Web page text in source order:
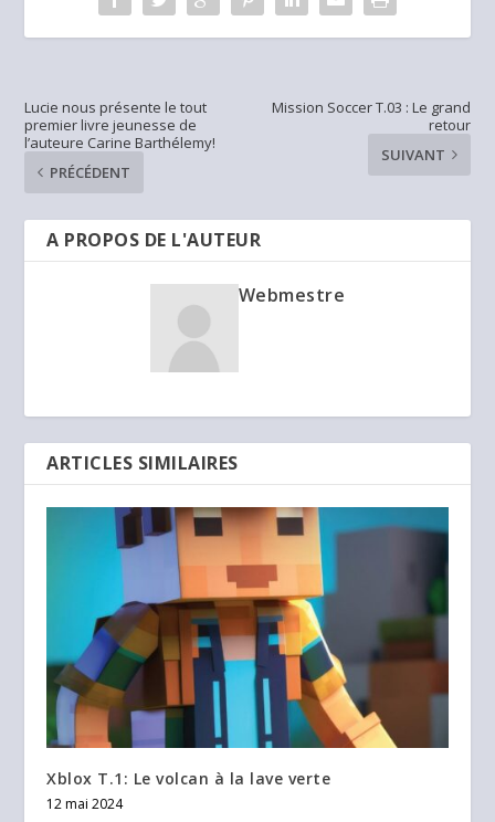
Lucie nous présente le tout
premier livre jeunesse de
l’auteure Carine Barthélemy!
PRÉCÉDENT
Mission Soccer T.03 : Le grand
retour
SUIVANT
A PROPOS DE L'AUTEUR
Webmestre
ARTICLES SIMILAIRES
Xblox T.1: Le volcan à la lave verte
12 mai 2024